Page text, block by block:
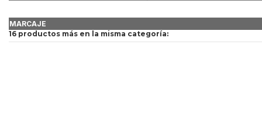
MARCAJE
16 productos más en la misma categoría: